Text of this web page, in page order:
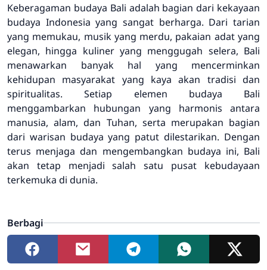
Keberagaman budaya Bali adalah bagian dari kekayaan
budaya Indonesia yang sangat berharga. Dari tarian
yang memukau, musik yang merdu, pakaian adat yang
elegan, hingga kuliner yang menggugah selera, Bali
menawarkan banyak hal yang mencerminkan
kehidupan masyarakat yang kaya akan tradisi dan
spiritualitas. Setiap elemen budaya Bali
menggambarkan hubungan yang harmonis antara
manusia, alam, dan Tuhan, serta merupakan bagian
dari warisan budaya yang patut dilestarikan. Dengan
terus menjaga dan mengembangkan budaya ini, Bali
akan tetap menjadi salah satu pusat kebudayaan
terkemuka di dunia.
Berbagi